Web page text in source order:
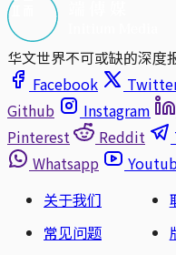
华文世界不可或缺的深度
Facebook
Github
Instagram
Pinterest
Reddit
Whatsapp
关于我们
常见问题